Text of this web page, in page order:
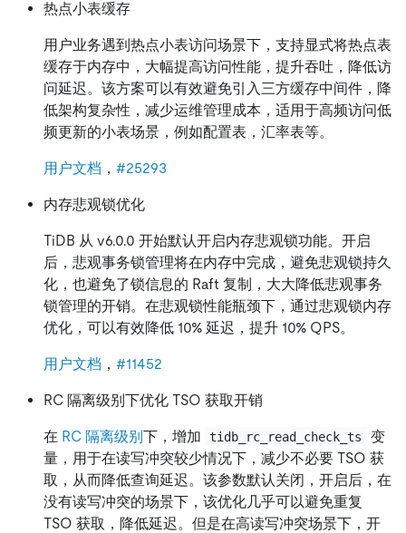
热点小表缓存
用户业务遇到热点小表访问场景下，支持显式将热点表
缓存于内存中，大幅提高访问性能，提升吞吐，降低访
问延迟。该方案可以有效避免引入三方缓存中间件，降
低架构复杂性，减少运维管理成本，适用于高频访问低
频更新的小表场景，例如配置表，汇率表等。
用户文档 ， #25293
内存悲观锁优化
TiDB 从 v6.0.0 开始默认开启内存悲观锁功能。开启
后，悲观事务锁管理将在内存中完成，避免悲观锁持久
化，也避免了锁信息的 Raft 复制，大大降低悲观事务
锁管理的开销。在悲观锁性能瓶颈下，通过悲观锁内存
优化，可以有效降低 10% 延迟，提升 10% QPS。
用户文档 ， #11452
RC 隔离级别下优化 TSO 获取开销
在 RC 隔离级别下，增加 tidb_rc_read_check_ts
变
量，用于在读写冲突较少情况下，减少不必要 TSO 获
取，从而降低查询延迟。该参数默认关闭，开启后，在
没有读写冲突的场景下，该优化几乎可以避免重复
TSO 获取，降低延迟。但是在高读写冲突场景下，开